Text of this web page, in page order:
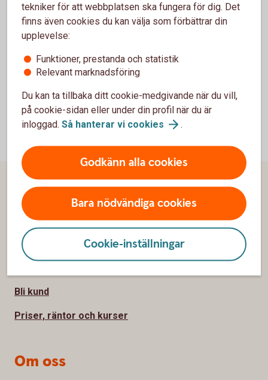
tekniker för att webbplatsen ska fungera för dig. Det
finns även cookies du kan välja som förbättrar din
upplevelse:
Funktioner, prestanda och statistik
Relevant marknadsföring
Du kan ta tillbaka ditt cookie-medgivande när du vill,
på cookie-sidan eller under din profil när du är
inloggad. Så hanterar vi cookies .
Godkänn alla cookies
Bara nödvändiga cookies
Cookie-inställningar
Sidfot
Hitta snabbt
Kontakta oss
Spärrhjälp
Bli kund
Priser, räntor och kurser
Om oss